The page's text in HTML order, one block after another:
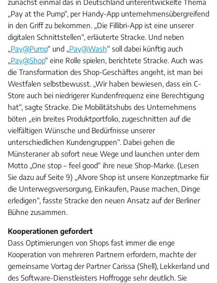
zunächst einmal das in Deutschland unterentwickelte Thema
„Pay at the Pump“, per Handy-App unternehmensübergreifend
in den Griff zu bekommen. „Die Fillibri-App ist eine unserer
digitalen Schnittstellen“, erläuterte Stracke. Und neben
„Pay@Pump“ und „Pay@Wash“ soll dabei künftig auch
„Pay@Shop“ eine Rolle spielen, berichtete Stracke. Auch was
die Transformation des Shop-Geschäftes angeht, ist man bei
Westfalen selbstbewusst. „Wir haben bewiesen, dass ein C-
Store auch bei niedrigerer Kundenfrequenz eine Berechtigung
hat“, sagte Stracke. Die Mobilitätshubs des Unternehmens
böten „ein breites Produktportfolio, zugeschnitten auf die
vielfältigen Wünsche und Bedürfnisse unserer
unterschiedlichen Kundengruppen“. Dabei gehen die
Münsteraner ab sofort neue Wege und launchen unter dem
Motto „One stop – feel good“ ihre neue Shop-Marke. (Lesen
Sie dazu auf Seite 9) „Alvore Shop ist unsere Konzeptmarke für
die Unterwegsversorgung, Einkaufen, Pause machen, Dinge
erledigen“, fasste Stracke den neuen Ansatz auf der Berliner
Bühne zusammen.
Kooperationen gefordert
Dass Optimierungen von Shops fast immer die enge
Kooperation von mehreren Partnern erfordern, machte der
gemeinsame Vortag der Partner Carissa (Shell), Lekkerland und
des Software-Dienstleisters Hoffrogge sehr deutlich. Sie